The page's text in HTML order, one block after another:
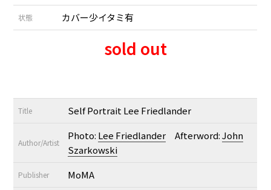
状態 カバー少イタミ有
sold out
Title Self Portrait Lee Friedlander
Author/Artist
Photo: Lee Friedlander Afterword:John
Szarkowski
Publisher MoMA